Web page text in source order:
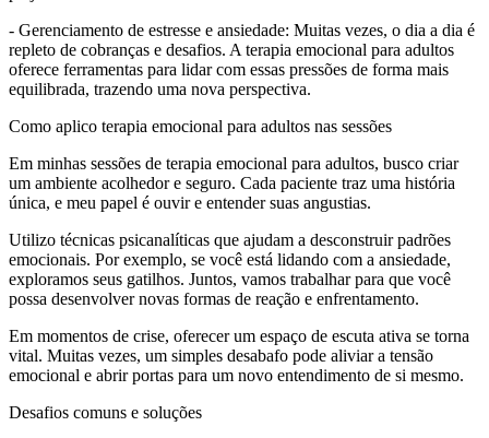
- Gerenciamento de estresse e ansiedade: Muitas vezes, o dia a dia é
repleto de cobranças e desafios. A terapia emocional para adultos
oferece ferramentas para lidar com essas pressões de forma mais
equilibrada, trazendo uma nova perspectiva.
Como aplico terapia emocional para adultos nas sessões
Em minhas sessões de terapia emocional para adultos, busco criar
um ambiente acolhedor e seguro. Cada paciente traz uma história
única, e meu papel é ouvir e entender suas angustias.
Utilizo técnicas psicanalíticas que ajudam a desconstruir padrões
emocionais. Por exemplo, se você está lidando com a ansiedade,
exploramos seus gatilhos. Juntos, vamos trabalhar para que você
possa desenvolver novas formas de reação e enfrentamento.
Em momentos de crise, oferecer um espaço de escuta ativa se torna
vital. Muitas vezes, um simples desabafo pode aliviar a tensão
emocional e abrir portas para um novo entendimento de si mesmo.
Desafios comuns e soluções